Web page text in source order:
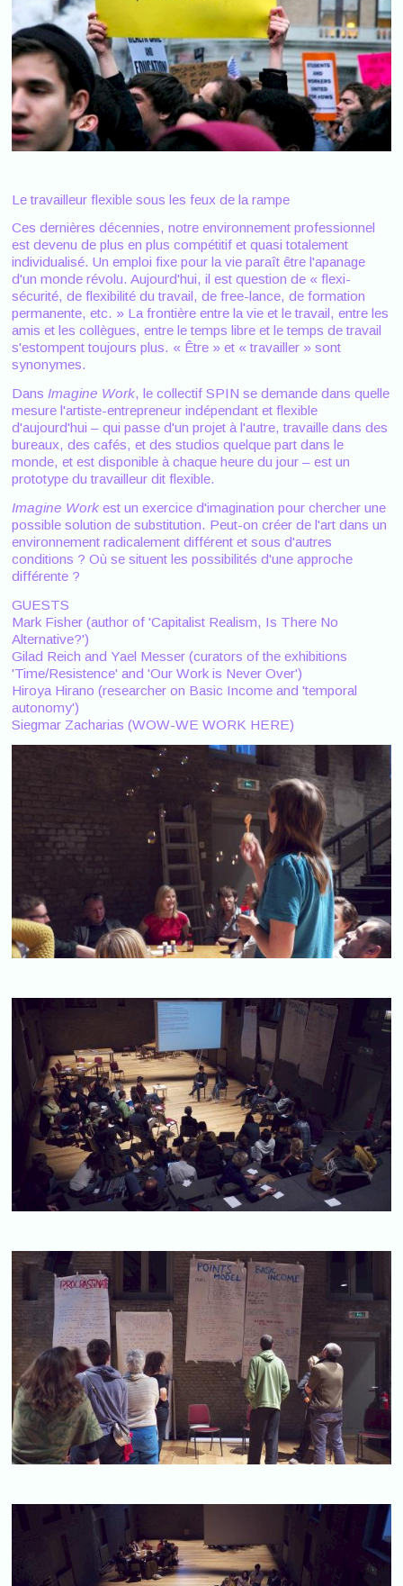
Le travailleur flexible sous les feux de la rampe
Ces dernières décennies, notre environnement professionnel
est devenu de plus en plus compétitif et quasi totalement
individualisé. Un emploi fixe pour la vie paraît être l'apanage
d'un monde révolu. Aujourd'hui, il est question de « flexi-
sécurité, de flexibilité du travail, de free-lance, de formation
permanente, etc. » La frontière entre la vie et le travail, entre les
amis et les collègues, entre le temps libre et le temps de travail
s'estompent toujours plus. « Être » et « travailler » sont
synonymes.
Dans Imagine Work, le collectif SPIN se demande dans quelle
mesure l'artiste-entrepreneur indépendant et flexible
d'aujourd'hui – qui passe d'un projet à l'autre, travaille dans des
bureaux, des cafés, et des studios quelque part dans le
monde, et est disponible à chaque heure du jour – est un
prototype du travailleur dit flexible.
Imagine Workest un exercice d'imagination pour chercher une
possible solution de substitution. Peut-on créer de l'art dans un
environnement radicalement différent et sous d'autres
conditions ? Où se situent les possibilités d'une approche
différente ?
GUESTS
Mark Fisher (author of 'Capitalist Realism, Is There No
Alternative?')
Gilad Reich and Yael Messer (curators of the exhibitions
'Time/Resistence' and 'Our Work is Never Over')
Hiroya Hirano (researcher on Basic Income and 'temporal
autonomy')
Siegmar Zacharias (WOW-WE WORK HERE)